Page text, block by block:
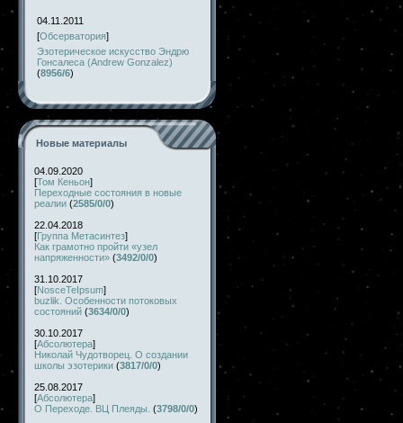
04.11.2011
[Обсерватория]
Эзотерическое искусство Эндрю
Гонсалеса (Andrew Gonzalez)
(8956/6)
Новые материалы
04.09.2020
[Том Кеньон]
Переходные состояния в новые
реалии (2585/0/0)
22.04.2018
[Группа Метасинтез]
Как грамотно пройти «узел
напряженности» (3492/0/0)
31.10.2017
[NosceTeIpsum]
buzlik. Особенности потоковых
состояний (3634/0/0)
30.10.2017
[Абсолютера]
Николай Чудотворец. О создании
школы эзотерики (3817/0/0)
25.08.2017
[Абсолютера]
О Переходе. ВЦ Плеяды. (3798/0/0)